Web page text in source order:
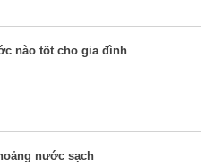
nào tốt cho gia đình
nước sạch